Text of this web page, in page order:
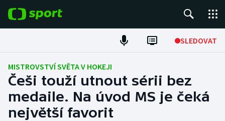
SLEDOVAT
Fotbal
Hokej
Tenis
MISTROVSTVÍ SVĚTA V HOKEJI
Češi touží utnout sérii bez
medaile. Na úvod MS je čeká
největší favorit